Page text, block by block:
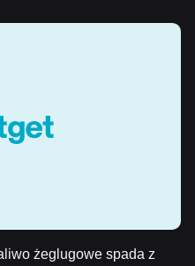
żeglugowe spada z